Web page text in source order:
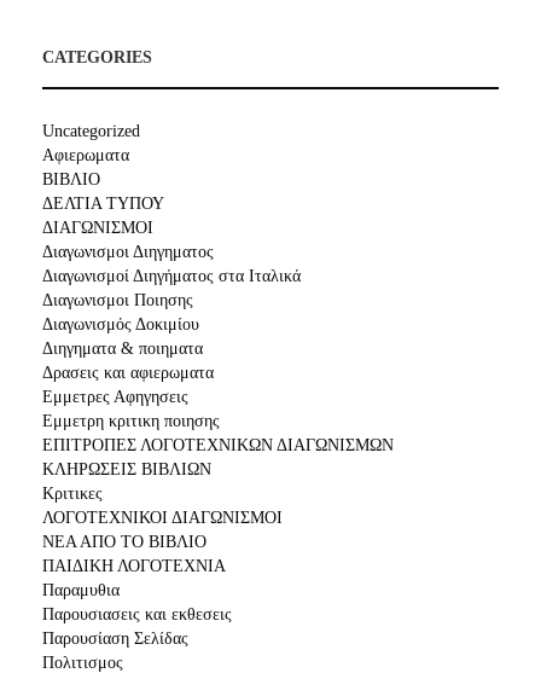
CATEGORIES
Uncategorized
Αφιερωματα
ΒΙΒΛΙΟ
ΔΕΛΤΙΑ ΤΥΠΟΥ
ΔΙΑΓΩΝΙΣΜΟΙ
Διαγωνισμοι Διηγηματος
Διαγωνισμοί Διηγήματος στα Ιταλικά
Διαγωνισμοι Ποιησης
Διαγωνισμός Δοκιμίου
Διηγηματα & ποιηματα
Δρασεις και αφιερωματα
Εμμετρες Αφηγησεις
Εμμετρη κριτικη ποιησης
ΕΠΙΤΡΟΠΕΣ ΛΟΓΟΤΕΧΝΙΚΩΝ ΔΙΑΓΩΝΙΣΜΩΝ
ΚΛΗΡΩΣΕΙΣ ΒΙΒΛΙΩΝ
Κριτικες
ΛΟΓΟΤΕΧΝΙΚΟΙ ΔΙΑΓΩΝΙΣΜΟΙ
ΝΕΑ ΑΠΟ ΤΟ ΒΙΒΛΙΟ
ΠΑΙΔΙΚΗ ΛΟΓΟΤΕΧΝΙΑ
Παραμυθια
Παρουσιασεις και εκθεσεις
Παρουσίαση Σελίδας
Πολιτισμος